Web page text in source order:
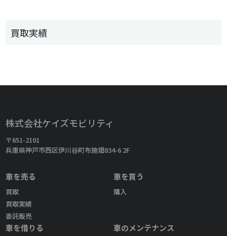
買取実績
株式会社ケイズモビリティ
〒651-2101
兵庫県神戸市西区伊川谷町布施畑834-6 2F
車を売る
買取
買取実績
委託販売
車を買う
購入
車を借りる 車のメンテナンス